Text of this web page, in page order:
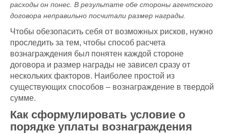
расходы он понес. В результате обе стороны агентского
договора неправильно посчитали размер награды.
Чтобы обезопасить себя от возможных рисков, нужно
проследить за тем, чтобы способ расчета
вознаграждения был понятен каждой стороне
договора и размер награды не зависел сразу от
нескольких факторов. Наиболее простой из
существующих способов – вознаграждение в твердой
сумме.
Как сформулировать условие о
порядке уплаты вознаграждения